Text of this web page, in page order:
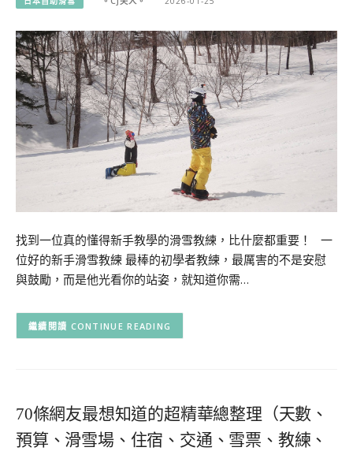
找到一位真的懂得新手教學的滑雪教練，比什麼都重要！ 一
位好的新手滑雪教練 最棒的初學者教練，最厲害的不是安慰
與鼓勵，而是他光看你的站姿，就知道你需…
CONTINUE READING
70條網友最想知道的超精華總整理（天數、
預算、滑雪場、住宿、交通、雪票、教練、